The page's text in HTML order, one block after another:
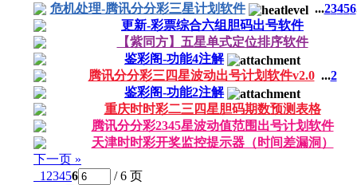
危机处理-腾讯分分彩三星计划软件
...23456
更新-彩票综合六组胆码出号软件
【紫同方】五星单式定位排序软件
鉴彩阁-功能4注解
腾讯分分彩三四星波动出号计划软件v2.0 ...2
鉴彩阁-功能2注解
重庆时时彩二三四星胆码期数预测表格
腾讯分分彩2345星波动值范围出号计划软件
天津时时彩开奖监控提示器（时间差漏洞）
下一页 »
123456
/ 6 页